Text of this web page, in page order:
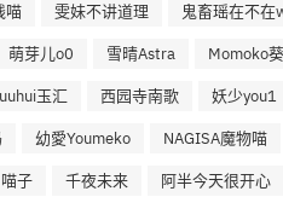
喵 雯妹不讲道理 鬼畜瑶在不在
萌芽儿o0 雪晴Astra Momoko
玉汇 西园寺南歌 妖少you1
幼愛Youmeko NAGISA魔物喵
子 千夜未来 阿半今天很开心